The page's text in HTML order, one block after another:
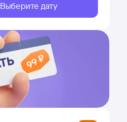
Выберите дату